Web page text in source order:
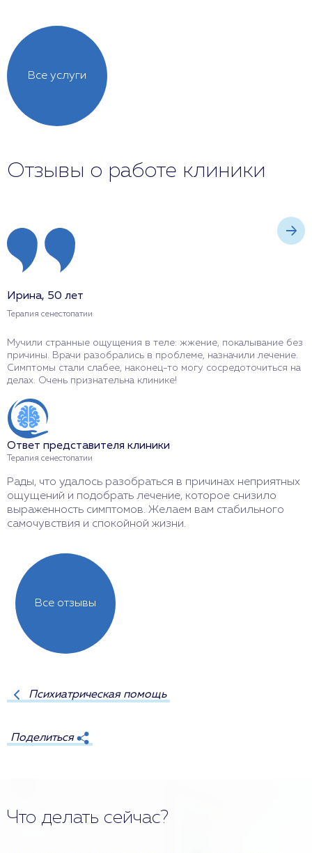
Все услуги
Отзывы о работе клиники
Ирина, 50 лет
Терапия сенестопатии
Мучили странные ощущения в теле: жжение, покалывание без
причины. Врачи разобрались в проблеме, назначили лечение.
Симптомы стали слабее, наконец-то могу сосредоточиться на
делах. Очень признательна клинике!
Ответ представителя клиники
Терапия сенестопатии
Рады, что удалось разобраться в причинах неприятных
ощущений и подобрать лечение, которое снизило
выраженность симптомов. Желаем вам стабильного
самочувствия и спокойной жизни.
Все отзывы
Психиатрическая помощь
Поделиться
Что делать сейчас?